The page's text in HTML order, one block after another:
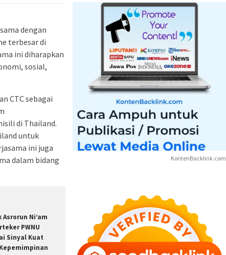
dengan
terbesar di
ini diharapkan
sosial,
CTC sebagai
di Thailand.
untuk
ini juga
dalam bidang
Asrorun Ni’am
PWNU
Sinyal Kuat
KontenBacklink.com